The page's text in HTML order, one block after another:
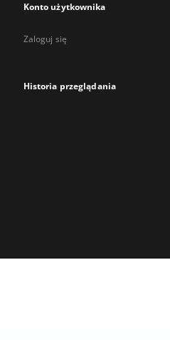
Konto użytkownika
Zaloguj się
Historia przeglądania